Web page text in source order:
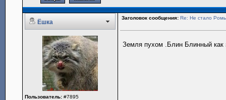
Ёшка
Заголовок сообщения: Re: Не стало
Пользователь: #7895
Земля пухом .Блин Блинный как